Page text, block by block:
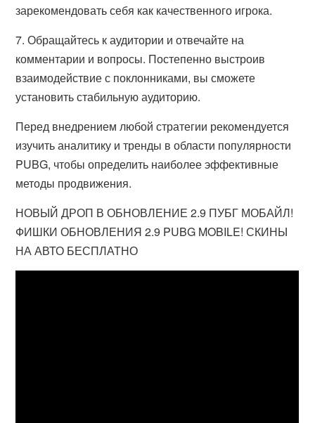
зарекомендовать себя как качественного игрока.
7. Обращайтесь к аудитории и отвечайте на
комментарии и вопросы. Постепенно выстроив
взаимодействие с поклонниками, вы сможете
установить стабильную аудиторию.
Перед внедрением любой стратегии рекомендуется
изучить аналитику и тренды в области популярности
PUBG, чтобы определить наиболее эффективные
методы продвижения.
НОВЫЙ ДРОП В ОБНОВЛЕНИЕ 2.9 ПУБГ МОБАЙЛ!
ФИШКИ ОБНОВЛЕНИЯ 2.9 PUBG MOBILE! СКИНЫ
НА АВТО БЕСПЛАТНО